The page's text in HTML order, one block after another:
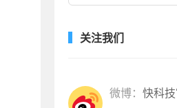
关注我们
微博： 快科